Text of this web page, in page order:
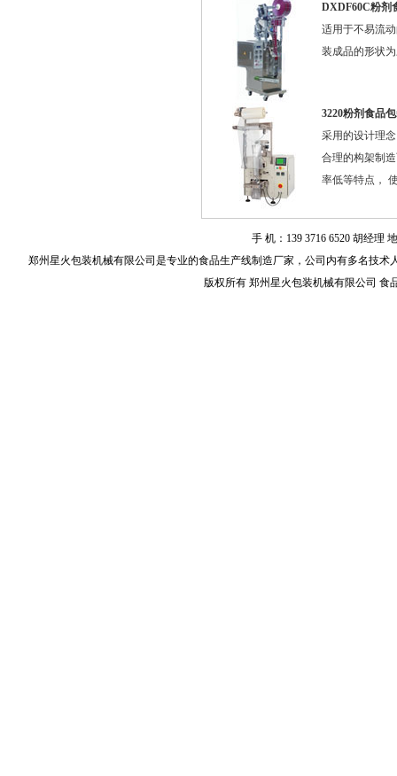
DXDF60C粉剂
适用于不易流
装成品的形状
3220粉剂食品
采用的设计理
合理的构架制
率低等特点，
手 机：139 3716 6520 胡经理
郑州星火包装机械有限公司是专业的食品生产线制造厂家，公司内有多名技术
版权所有 郑州星火包装机械有限公司